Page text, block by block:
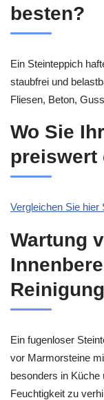
besten?
Ein Steinteppich
staubfrei und
Fliesen, Beton,
Wo Sie
preiswert
Vergleichen Sie hier
Wartung
Ein fugenloser
vor Marmorsteine
besonders in Küche
Feuchtigkeit zu